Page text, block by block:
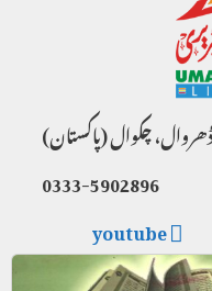
چکوال (پاکستان)
0333-5902896
youtube